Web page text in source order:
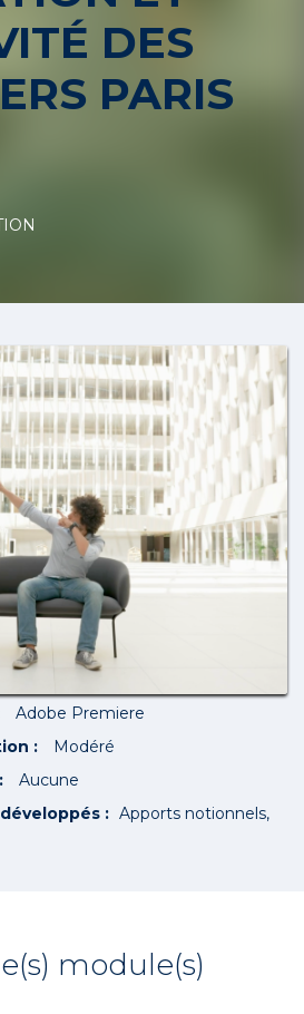
DES
PARIS
Adobe Premiere
:
Modéré
Aucune
: Apports notionnels
module(s)